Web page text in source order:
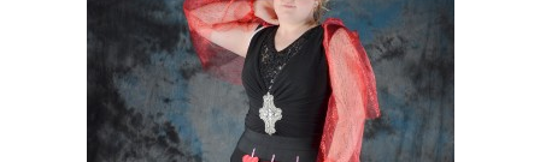
HUDEBNÍ OBOR